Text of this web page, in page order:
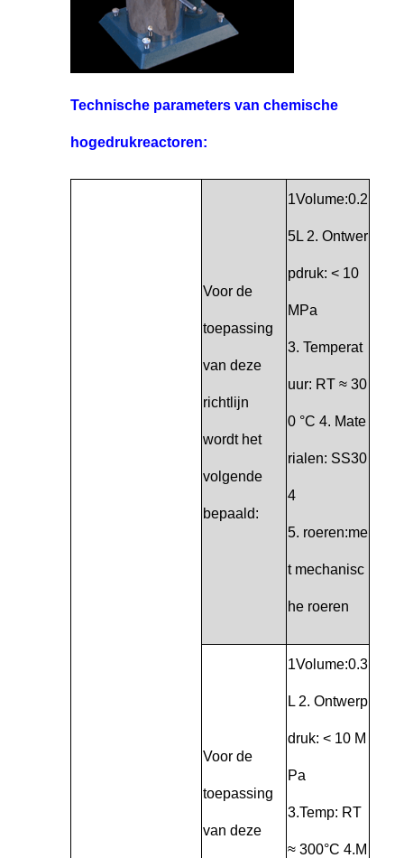
Technische parameters van chemische
hogedrukreactoren:
Voor de
toepassing
van deze
richtlijn
wordt het
volgende
bepaald:
1Volume:0.2
5L 2. Ontwer
pdruk: < 10
MPa
3. Temperat
uur: RT ≈ 30
0 °C 4. Mate
rialen: SS30
4
5. roeren:me
t mechanisc
he roeren
Voor de
toepassing
van deze
1Volume:0.3
L 2. Ontwerp
druk: < 10 M
Pa
3.Temp: RT
≈ 300°C 4.M